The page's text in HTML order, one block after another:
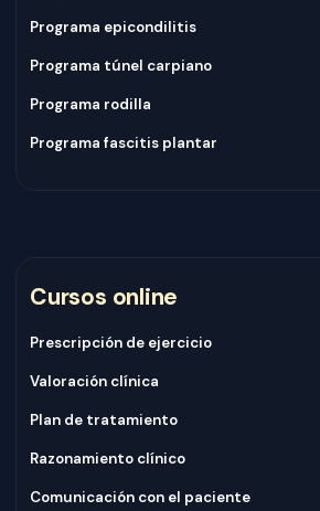
Programa epicondilitis
Programa túnel carpiano
Programa rodilla
Programa fascitis plantar
Cursos online
Prescripción de ejercicio
Valoración clínica
Plan de tratamiento
Razonamiento clínico
Comunicación con el paciente